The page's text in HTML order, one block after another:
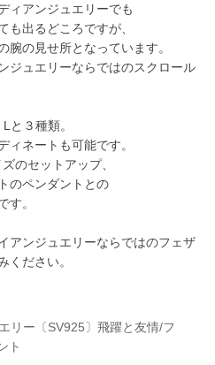
アンジュエリーでも
も出るどころですが、
腕の見せ所となっています。
ジュエリーならではのスクロール
と３種類。
ィネートも可能です。
のセットアップ、
のペンダントとの
す。
アンジュエリーならではのフェザ
ください。
リー〔SV925〕飛躍と友情/フ
ト